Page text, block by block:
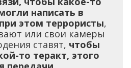
написать в
этом террористы,
или свои камеры
ставят, чтобы
то теракт, этого